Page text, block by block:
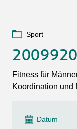
Sport
Fitness für
Koordination und
Datum